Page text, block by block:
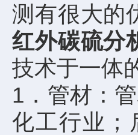
测有很大的
红外碳硫分
技术于一体
1．管材：
化工行业；